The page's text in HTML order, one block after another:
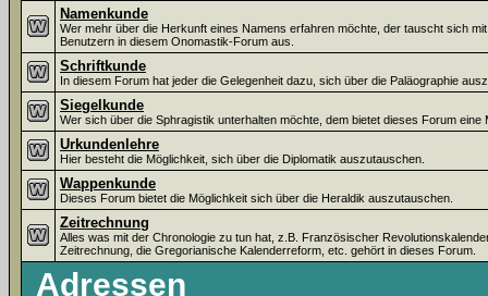
Namenkunde
Wer mehr über die Herkunft eines Namens erfahren möchte, der tauscht sich
Benutzern in diesem Onomastik-Forum aus.
Schriftkunde
In diesem Forum hat jeder die Gelegenheit dazu, sich über die Paläographie
Siegelkunde
Wer sich über die Sphragistik unterhalten möchte, dem bietet dieses Forum eine
Urkundenlehre
Hier besteht die Möglichkeit, sich über die Diplomatik auszutauschen.
Wappenkunde
Dieses Forum bietet die Möglichkeit sich über die Heraldik auszutauschen.
Zeitrechnung
Alles was mit der Chronologie zu tun hat, z.B. Französischer
Zeitrechnung, die Gregorianische Kalenderreform, etc. gehört in dieses Forum.
Adressen